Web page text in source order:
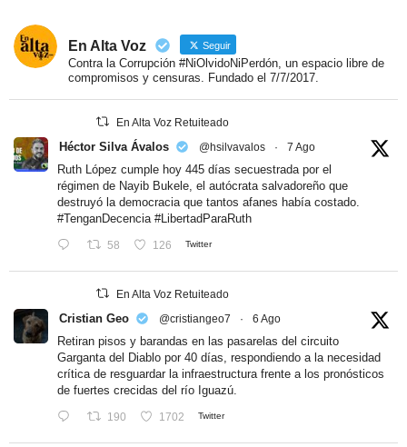
En Alta Voz Seguir
Contra la Corrupción #NiOlvidoNiPerdón, un espacio libre de
compromisos y censuras. Fundado el 7/7/2017.
En Alta Voz Retuiteado
Héctor Silva Ávalos @hsilvavalos · 7 Ago
Ruth López cumple hoy 445 días secuestrada por el
régimen de Nayib Bukele, el autócrata salvadoreño que
destruyó la democracia que tantos afanes había costado.
#TenganDecencia #LibertadParaRuth
58 126 Twitter
En Alta Voz Retuiteado
Cristian Geo @cristiangeo7 · 6 Ago
Retiran pisos y barandas en las pasarelas del circuito
Garganta del Diablo por 40 días, respondiendo a la necesidad
crítica de resguardar la infraestructura frente a los pronósticos
de fuertes crecidas del río Iguazú.
190 1702 Twitter